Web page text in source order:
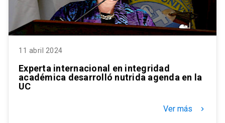
11 abril 2024
Experta internacional en integridad
académica desarrolló nutrida agenda en la
UC
Ver más keyboard_arrow_right